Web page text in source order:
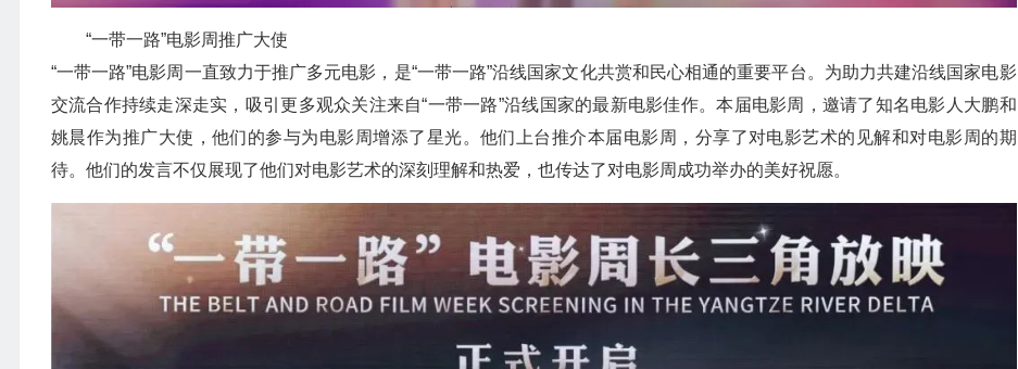
“一带一路”电影周推广大使
“一带一路”电影周一直致力于推广多元电影，是“一带一路”沿线国家文化共赏和民心相通的重要平台。为助力共建沿线国家电影
交流合作持续走深走实，吸引更多观众关注来自“一带一路”沿线国家的最新电影佳作。本届电影周，邀请了知名电影人大鹏和
姚晨作为推广大使，他们的参与为电影周增添了星光。他们上台推介本届电影周，分享了对电影艺术的见解和对电影周的期
待。他们的发言不仅展现了他们对电影艺术的深刻理解和热爱，也传达了对电影周成功举办的美好祝愿。